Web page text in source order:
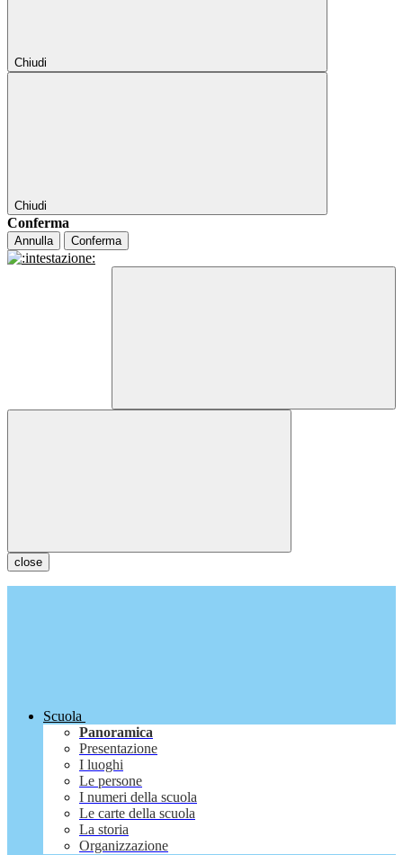
Chiudi
Chiudi
Conferma
Annulla Conferma
close
Scuola
Panoramica
Presentazione
I luoghi
Le persone
I numeri della scuola
Le carte della scuola
La storia
Organizzazione